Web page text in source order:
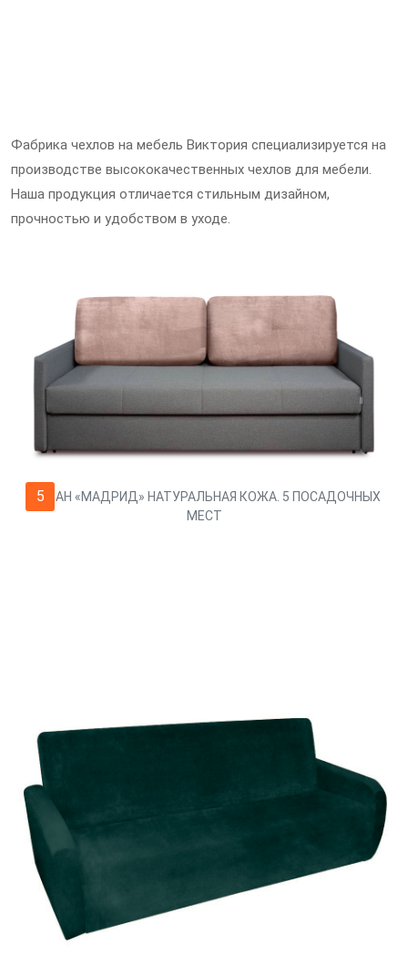
Фабрика чехлов на мебель Виктория специализируется на
производстве высококачественных чехлов для мебели.
Наша продукция отличается стильным дизайном,
прочностью и удобством в уходе.
5
ДИВАН «МАДРИД» НАТУРАЛЬНАЯ КОЖА. 5 ПОСАДОЧНЫХ
МЕСТ